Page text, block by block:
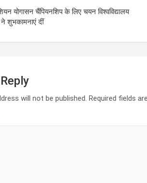
g a
योगासन चैंपियनशिप के लिए चयन विश्वविद्यालय
शुभकामनाएं दीं
will not be published. Required fields